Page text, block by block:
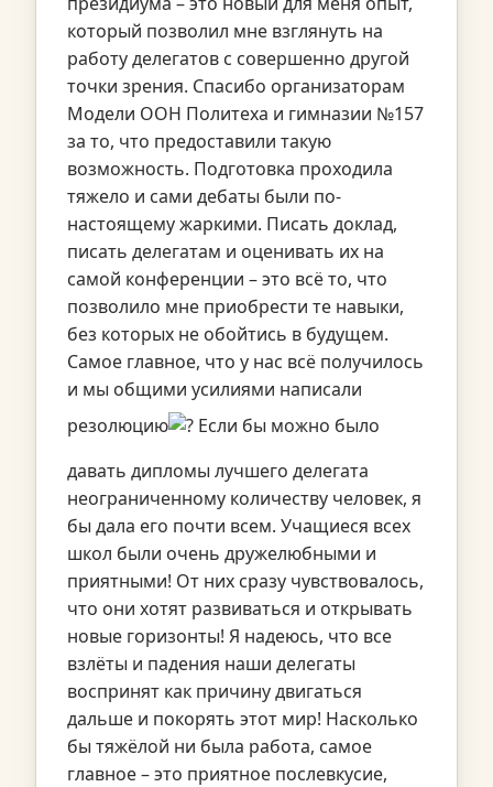
который позволил мне взглянуть на
работу делегатов с совершенно другой
точки зрения. Спасибо организаторам
Модели ООН Политеха и гимназии №157
за то, что предоставили такую
возможность. Подготовка проходила
тяжело и сами дебаты были по-
настоящему жаркими. Писать доклад,
писать делегатам и оценивать их на
самой конференции – это всё то, что
позволило мне приобрести те навыки,
без которых не обойтись в будущем.
Самое главное, что у нас всё получилось
и мы общими усилиями написали
резолюцию
Если бы можно было
давать дипломы лучшего делегата
неограниченному количеству человек, я
бы дала его почти всем. Учащиеся всех
школ были очень дружелюбными и
приятными! От них сразу чувствовалось,
что они хотят развиваться и открывать
новые горизонты! Я надеюсь, что все
взлёты и падения наши делегаты
воспринят как причину двигаться
дальше и покорять этот мир! Насколько
бы тяжёлой ни была работа, самое
главное – это приятное послевкусие,